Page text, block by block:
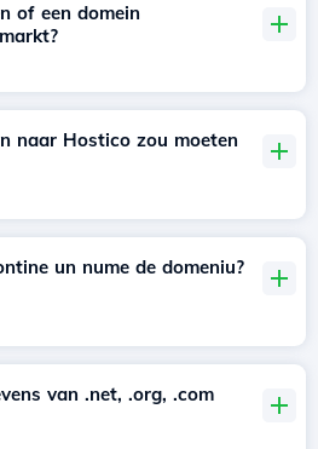
of een domein
naar Hostico zou moeten
un nume de domeniu?
van .net, .org, .com